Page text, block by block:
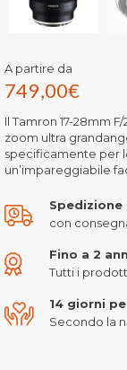
A partire da
749,00€
Il Tamron 17-28mm
zoom ultra
specificamente per
un’impareggiabile
Spedizione
con
Fino a 2
Tutti i
14 giorni
Secondo la